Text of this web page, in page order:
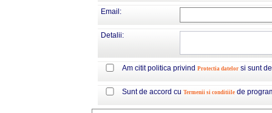
Email:
Detalii:
Am citit politica privind Protectia datelor si sunt
Sunt de accord cu Termenii si conditiile de